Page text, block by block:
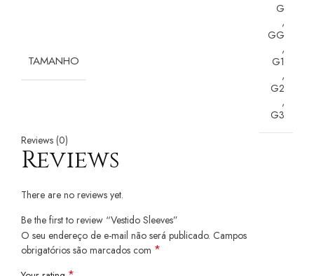
TAMANHO
G
,
GG
,
G1
,
G2
,
G3
Reviews (0)
Reviews
There are no reviews yet.
Be the first to review “Vestido Sleeves”
O seu endereço de e-mail não será publicado. Campos
obrigatórios são marcados com *